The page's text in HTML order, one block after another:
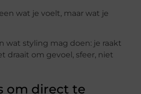
wat je voelt, maar wat je
wat styling mag doen: je raakt
draait om gevoel, sfeer, niet
om direct te